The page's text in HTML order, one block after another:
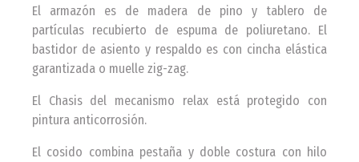
El armazón es de madera de pino y tablero de
partículas recubierto de espuma de poliuretano. El
bastidor de asiento y respaldo es con cincha elástica
garantizada o muelle zig-zag.
El Chasis del mecanismo relax está protegido con
pintura anticorrosión.
El cosido combina pestaña y doble costura con hilo